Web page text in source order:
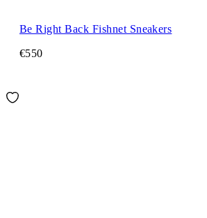
Be Right Back Fishnet Sneakers
€550